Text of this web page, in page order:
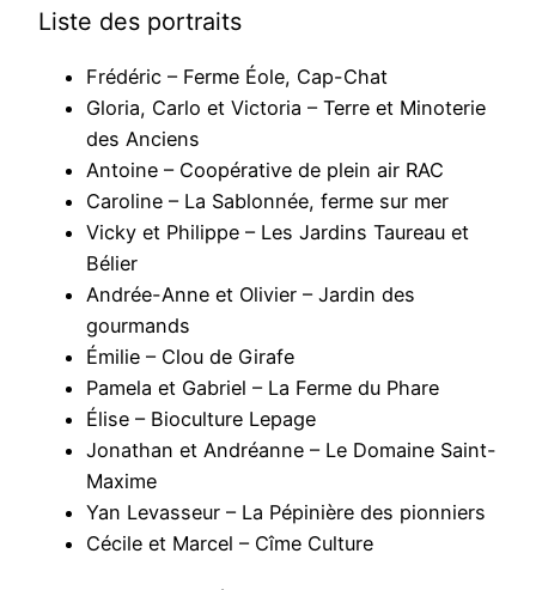
Liste des portraits
Frédéric – Ferme Éole, Cap-Chat
Gloria, Carlo et Victoria – Terre et Minoterie
des Anciens
Antoine – Coopérative de plein air RAC
Caroline – La Sablonnée, ferme sur mer
Vicky et Philippe – Les Jardins Taureau et
Bélier
Andrée-Anne et Olivier – Jardin des
gourmands
Émilie – Clou de Girafe
Pamela et Gabriel – La Ferme du Phare
Élise – Bioculture Lepage
Jonathan et Andréanne – Le Domaine Saint-
Maxime
Yan Levasseur – La Pépinière des pionniers
Cécile et Marcel – Cîme Culture